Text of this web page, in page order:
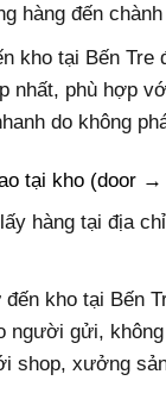
hàng đến
kho tại Bến Tre
nhất, phù hợp
do không
tại kho (door →
hàng tại địa
kho tại Bến
người gửi,
shop, xưởng